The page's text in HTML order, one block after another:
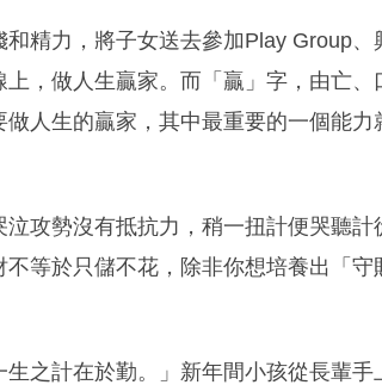
精力，將子女送去參加Play Group
，做人生贏家。而「贏」字，由亡
人生的贏家，其中最重要的一個能
攻勢沒有抵抗力，稍一扭計便哭聽
等於只儲不花，除非你想培養出「
之計在於勤。」新年間小孩從長輩